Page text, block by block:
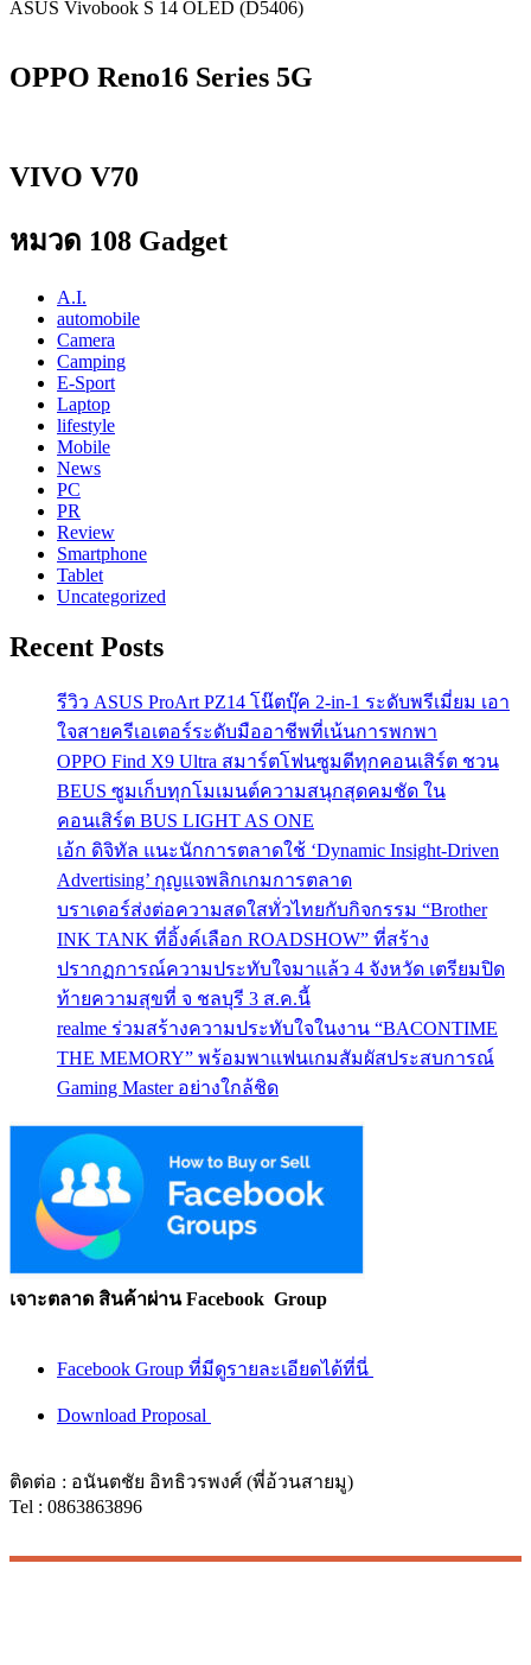
ASUS Vivobook S 14 OLED (D5406)
OPPO Reno16 Series 5G
VIVO V70
หมวด 108 Gadget
A.I.
automobile
Camera
Camping
E-Sport
Laptop
lifestyle
Mobile
News
PC
PR
Review
Smartphone
Tablet
Uncategorized
Recent Posts
รีวิว ASUS ProArt PZ14 โน๊ตบุ๊ค 2-in-1 ระดับพรีเมี่ยม เอา
ใจสายครีเอเตอร์ระดับมืออาชีพที่เน้นการพกพา
OPPO Find X9 Ultra สมาร์ตโฟนซูมดีทุกคอนเสิร์ต ชวน
BEUS ซูมเก็บทุกโมเมนต์ความสนุกสุดคมชัด ใน
คอนเสิร์ต BUS LIGHT AS ONE
เอ้ก ดิจิทัล แนะนักการตลาดใช้ ‘Dynamic Insight-Driven
Advertising’ กุญแจพลิกเกมการตลาด
บราเดอร์ส่งต่อความสดใสทั่วไทยกับกิจกรรม “Brother
INK TANK ที่อิ้งค์เลือก ROADSHOW” ที่สร้าง
ปรากฏการณ์ความประทับใจมาแล้ว 4 จังหวัด เตรียมปิด
ท้ายความสุขที่ จ ชลบุรี 3 ส.ค.นี้
realme ร่วมสร้างความประทับใจในงาน “BACONTIME
THE MEMORY” พร้อมพาแฟนเกมสัมผัสประสบการณ์
Gaming Master อย่างใกล้ชิด
เจาะตลาด สินค้าผ่าน Facebook Group
Facebook Group ที่มีดูรายละเอียดได้ที่นี่
Download Proposal
ติดต่อ : อนันตชัย อิทธิวรพงศ์ (พี่อ้วนสายมู)
Tel : 0863863896